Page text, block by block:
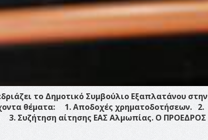
το Δημοτικό Συμβούλιο Εξαπλατάνου στην
θέματα:
1.Αποδοχές χρηματοδοτήσεων. 2.
3.Συζήτηση αίτησης ΕΑΣ Αλμωπίας. Ο ΠΡΟΕΔΡΟΣ